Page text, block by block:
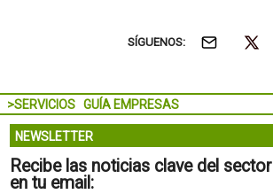
SÍGUENOS:
>SERVICIOS GUÍA EMPRESAS
NEWSLETTER
Recibe las noticias clave del sector
en tu email: